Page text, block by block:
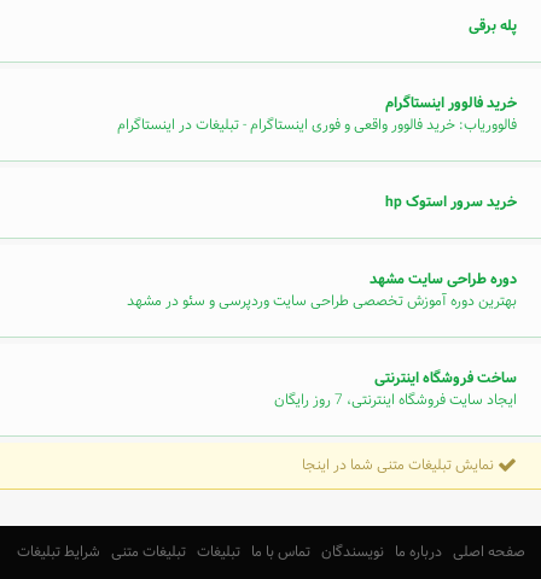
پله برقی
خرید فالوور اینستاگرام
فالووریاب: خرید فالوور واقعی و فوری اینستاگرام - تبلیغات در اینستاگرام
خرید سرور استوک hp
دوره طراحی سایت مشهد
بهترین دوره آموزش تخصصی طراحی سایت وردپرسی و سئو در مشهد
ساخت فروشگاه اینترنتی
ایجاد سایت فروشگاه اینترنتی، 7 روز رایگان
نمایش تبلیغات متنی شما در اینجا
صفحه اصلی درباره ما نویسندگان تماس با ما تبلیغات تبلیغات متنی شرایط تبلیغات